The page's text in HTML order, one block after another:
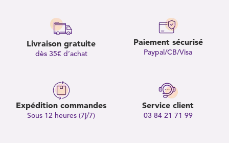
Livraison gratuite
dès 35€ d’achat
Paiement sécurisé
Paypal/CB/Visa
Expédition commandes
Sous 12 heures (7j/7)
Service client
03 84 21 71 99